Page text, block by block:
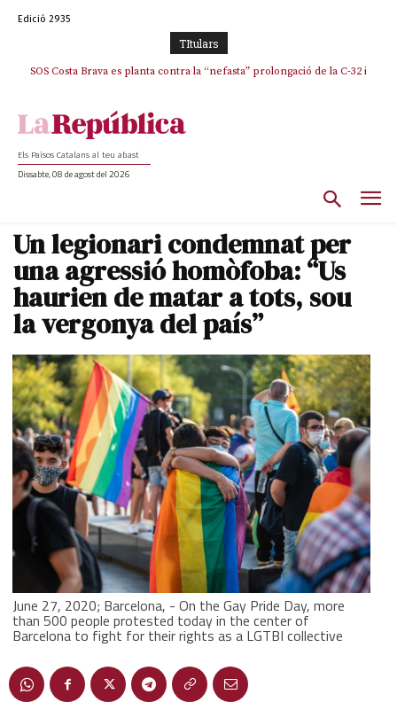
Edició 2935
TItulars
SOS Costa Brava es planta contra la “nefasta” prolongació de la C-32 i
Els Països Catalans al teu abast
Dissabte, 08 de agost del 2026
Un legionari condemnat per
una agressió homòfoba: “Us
haurien de matar a tots, sou
la vergonya del país”
June 27, 2020; Barcelona, - On the Gay Pride Day, more
than 500 people protested today in the center of
Barcelona to fight for their rights as a LGTBI collective